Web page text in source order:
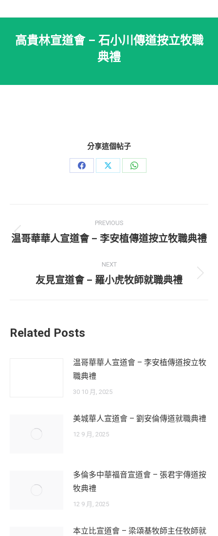
高貴林宣道會 – 石小川傳道按立牧職
典禮
分享這個帖子
Share
Share
Share
navigation
PREVIOUS
Previous
温哥華華人宣道會 – 李安植傳道按立牧職典禮
NEXT
Next
友見宣道會 – 羅小虎牧師就職典禮
Related Posts
温哥華華人宣道會 – 李安植傳道按立牧
職典禮
30 10 月, 2025
美城華人宣道會 – 劉安倫傳道就職典禮
12 9 月, 2025
多倫多中華福音宣道會 – 張君宇傳道按
牧典禮
12 9 月, 2025
本立比宣道會 – 梁頌基牧師主任牧師就